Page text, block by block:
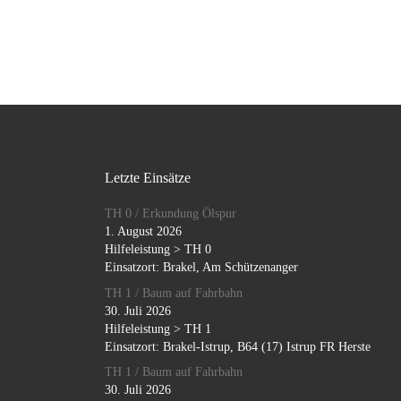
Letzte Einsätze
TH 0 / Erkundung Ölspur
1. August 2026
Hilfeleistung > TH 0
Einsatzort: Brakel, Am Schützenanger
TH 1 / Baum auf Fahrbahn
30. Juli 2026
Hilfeleistung > TH 1
Einsatzort: Brakel-Istrup, B64 (17) Istrup FR Herste
TH 1 / Baum auf Fahrbahn
30. Juli 2026